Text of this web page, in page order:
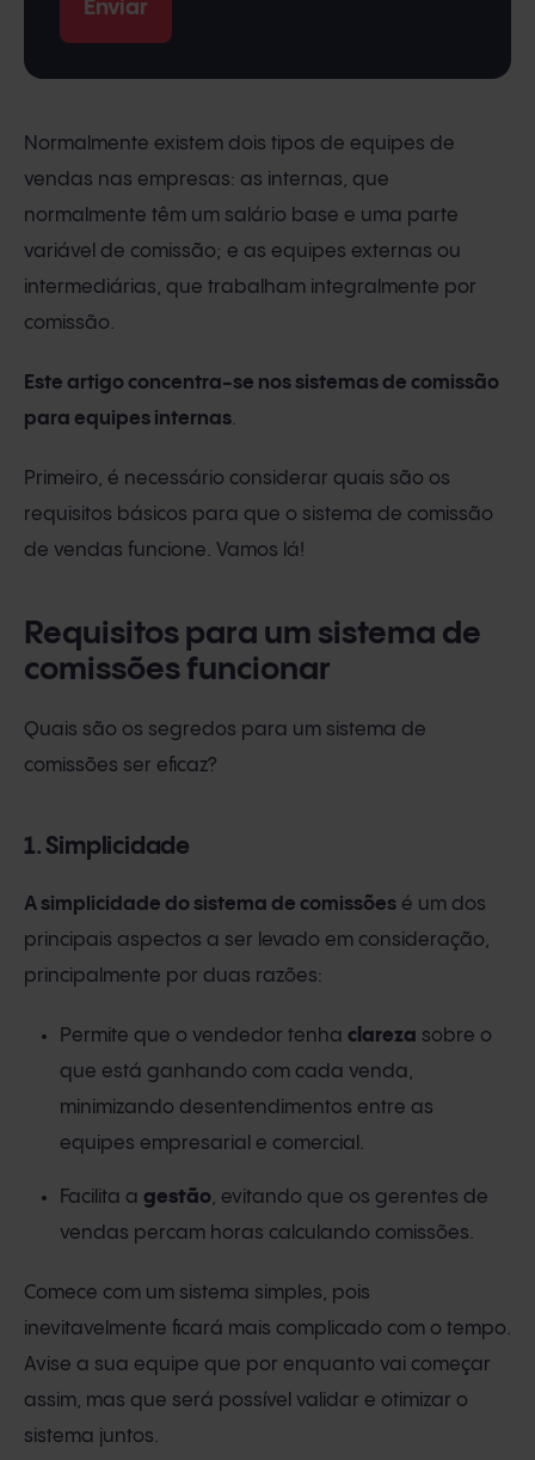
Normalmente existem dois tipos de equipes de
vendas nas empresas: as internas, que
normalmente têm um salário base e uma parte
variável de comissão; e as equipes externas ou
intermediárias, que trabalham integralmente por
comissão.
Este artigo concentra-se nos sistemas de comissão
para equipes internas.
Primeiro, é necessário considerar quais são os
requisitos básicos para que o sistema de comissão
de vendas funcione. Vamos lá!
Requisitos para um sistema de
comissões funcionar
Quais são os segredos para um sistema de
comissões ser eficaz?
1. Simplicidade
A simplicidade do sistema de comissões é um dos
principais aspectos a ser levado em consideração,
principalmente por duas razões:
Permite que o vendedor tenha clareza sobre o
que está ganhando com cada venda,
minimizando desentendimentos entre as
equipes empresarial e comercial.
Facilita a gestão, evitando que os gerentes de
vendas percam horas calculando comissões.
Comece com um sistema simples, pois
inevitavelmente ficará mais complicado com o tempo.
Avise a sua equipe que por enquanto vai começar
assim, mas que será possível validar e otimizar o
sistema juntos.